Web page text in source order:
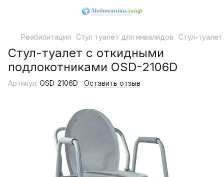
Реабилитация Стул туалет для инвалидов Стул-
Стул-туалет с откидными
подлокотниками OSD-2106D
Артикул: OSD-2106D Оставить отзыв